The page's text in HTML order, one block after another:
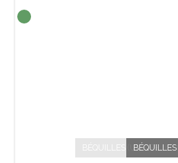
BÉQUILLES
BÉQUILLES (UNE SEULE